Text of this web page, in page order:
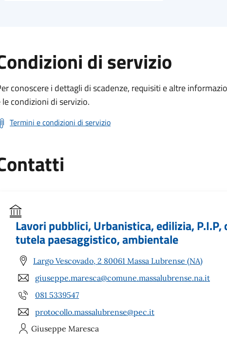
di servizio
conoscere i dettagli di scadenze, requisiti e altre
le condizioni di servizio.
Termini e condizioni di servizio
Lavori pubblici, Urbanistica, edilizia,
tutela paesaggistico, ambientale
Largo Vescovado, 2 80061 Massa Lubrense (NA)
giuseppe.maresca@comune.massalubrense.na.it
081 5339547
protocollo.massalubrense@pec.it
Giuseppe Maresca